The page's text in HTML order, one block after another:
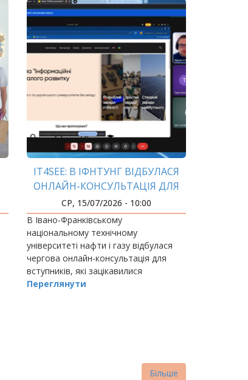
IT4SEE: В ІФНТУНГ ВІДБУЛАСЯ
ОНЛАЙН-КОНСУЛЬТАЦІЯ ДЛЯ
ВСТУПНИКІВ
СР, 15/07/2026 - 10:00
В Івано-Франківському
національному технічному
університеті нафти і газу відбулася
чергова онлайн-консультація для
вступників, які зацікавилися
англомовною магістерською
Переглянути
Більше